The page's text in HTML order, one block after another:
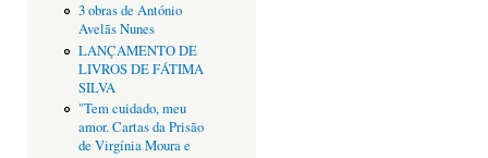
3 obras de António
Avelãs Nunes
LANÇAMENTO DE
LIVROS DE FÁTIMA
SILVA
"Tem cuidado, meu
amor. Cartas da Prisão
de Virgínia Moura e